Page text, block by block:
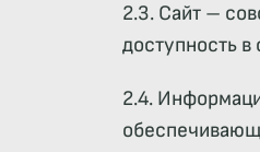
2.3. Сайт –
доступность в
2.4.